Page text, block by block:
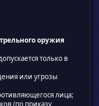
оружия
только в
или угрозы
лица;
(по приказу